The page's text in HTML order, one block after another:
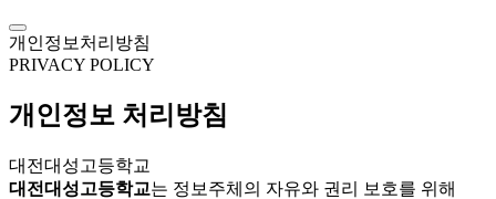
개인정보처리방침
PRIVACY POLICY
개인정보 처리방침
대전대성고등학교
대전대성고등학교는 정보주체의 자유와 권리 보호를 위해